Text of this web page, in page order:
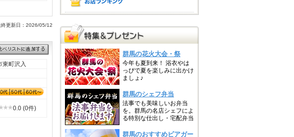
終更新日：2026/05/12
東町沢入
0.0 (0件)